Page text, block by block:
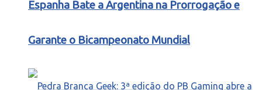
Espanha Bate a Argentina na Prorrogação e
Garante o Bicampeonato Mundial